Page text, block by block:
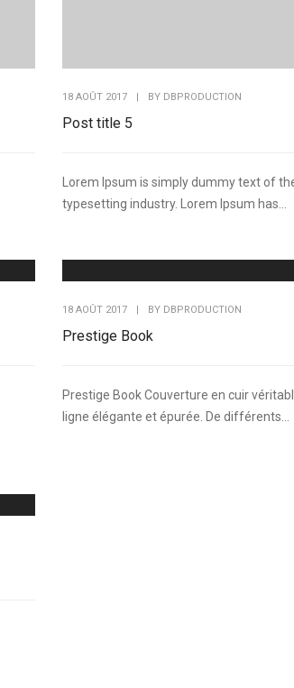
18 AOÛT 2017 BY DBPRODUCTION
Post title 5
Lorem Ipsum is simply dummy text of
typesetting industry. Lorem Ipsum has...
18 AOÛT 2017 BY DBPRODUCTION
Prestige Book
Prestige Book Couverture en cuir
ligne élégante et épurée. De différents...